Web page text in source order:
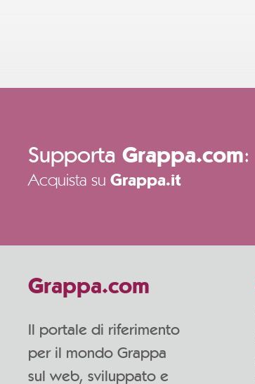
Supporta Grappa.com:
Acquista su Grappa.it
Grappa.com
Il portale di riferimento
per il mondo Grappa
sul web, sviluppato e